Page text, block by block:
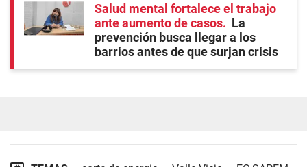
Salud mental fortalece el trabajo
ante aumento de casos
La
prevención busca llegar a los
barrios antes de que surjan crisis